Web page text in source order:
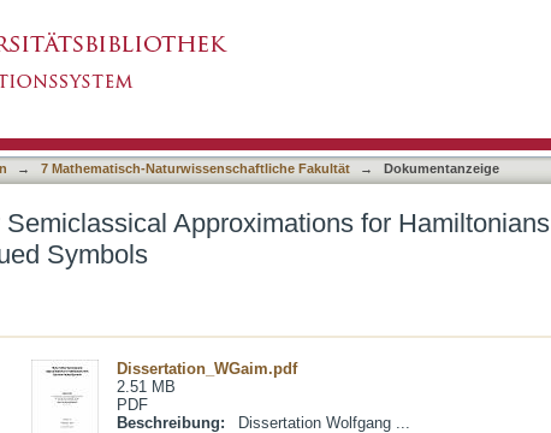
→ 7 Mathematisch-Naturwissenschaftliche Fakultät → Dokumentanzeige
Approximations for
Symbols
Dissertation_WGaim.pdf
2.51 MB
PDF
Beschreibung:
Dissertation Wolfgang ...